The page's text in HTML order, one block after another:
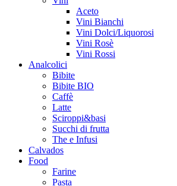
Aceto
Vini Bianchi
Vini Dolci/Liquorosi
Vini Rosè
Vini Rossi
Analcolici
Bibite
Bibite BIO
Caffè
Latte
Sciroppi&basi
Succhi di frutta
The e Infusi
Calvados
Food
Farine
Pasta